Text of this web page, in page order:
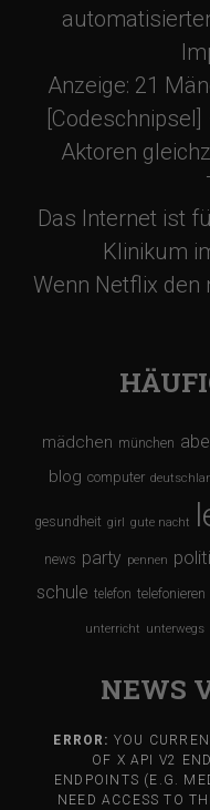
Anzeige: 21
Aktoren
Das Internet ist
Klinikum
Wenn Netflix den
mädchen münchen
blog computer
gesundheit girl gute nacht
news party pennen
schule telefon telefonieren
unterricht unterwegs
NEWS
ERROR: YOU
OF X API V2
ENDPOINTS (E.G.
NEED ACCESS TO